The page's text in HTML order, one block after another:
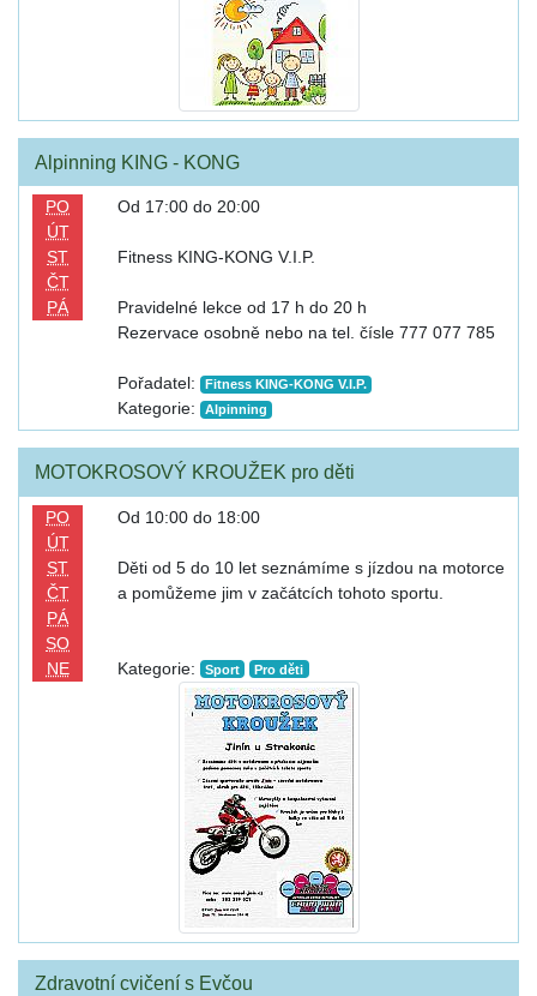
Alpinning KING - KONG
PO
ÚT
ST
ČT
PÁ
Od 17:00 do 20:00
Fitness KING-KONG V.I.P.
Pravidelné lekce od 17 h do 20 h
Rezervace osobně nebo na tel. čísle 777 077 785
Pořadatel: Fitness KING-KONG V.I.P.
Kategorie: Alpinning
MOTOKROSOVÝ KROUŽEK pro děti
PO
ÚT
ST
ČT
PÁ
SO
NE
Od 10:00 do 18:00
Děti od 5 do 10 let seznámíme s jízdou na motorce
a pomůžeme jim v začátcích tohoto sportu.
Kategorie: Sport Pro děti
Zdravotní cvičení s Evčou